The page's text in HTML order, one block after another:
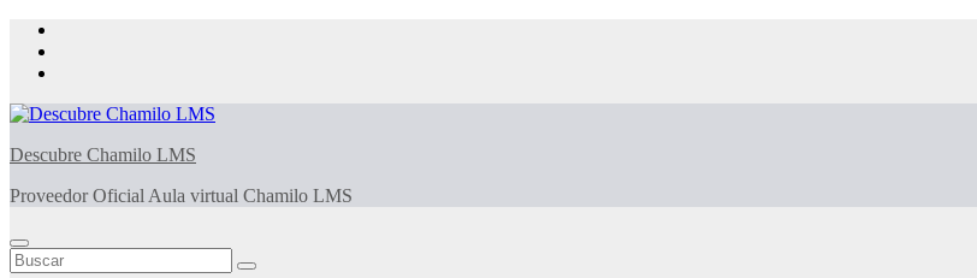
Saltar
contenido
Descubre Chamilo LMS
Proveedor Oficial Aula virtual Chamilo LMS